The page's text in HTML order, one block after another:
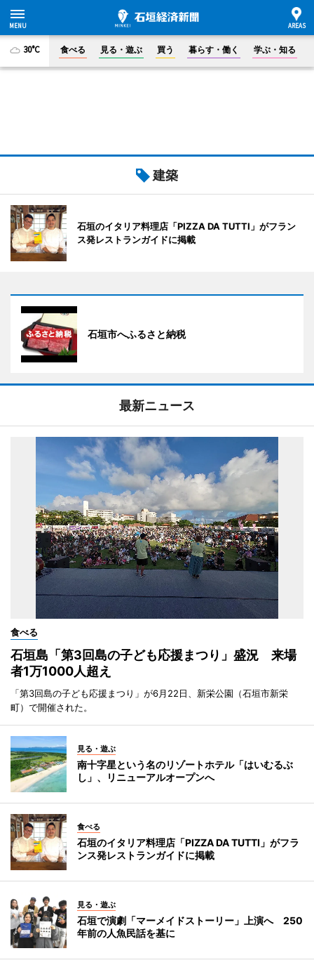
30°C 食べる 見る・遊ぶ 買う 暮らす・働く 学ぶ・知る
建築
石垣のイタリア料理店「PIZZA DA TUTTI」がフラン
ス発レストランガイドに掲載
石垣市へふるさと納税
最新ニュース
食べる
石垣島「第3回島の子ども応援まつり」盛況 来場
者1万1000人超え
「第3回島の子ども応援まつり」が6月22日、新栄公園（石垣市新栄
町）で開催された。
見る・遊ぶ
南十字星という名のリゾートホテル「はいむるぶ
し」、リニューアルオープンへ
食べる
石垣のイタリア料理店「PIZZA DA TUTTI」がフラ
ンス発レストランガイドに掲載
見る・遊ぶ
石垣で演劇「マーメイドストーリー」上演へ 250
年前の人魚民話を基に